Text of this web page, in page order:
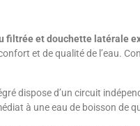
filtrée et douchette latérale
et de qualité de l’eau.
dispose d’un circuit
à une eau de boisson de